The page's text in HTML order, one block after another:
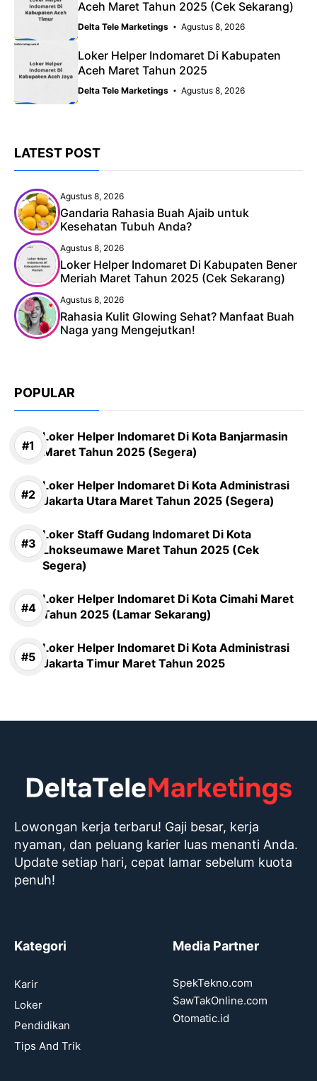
Aceh Maret Tahun 2025 (Cek Sekarang)
Delta Tele Marketings Agustus 8, 2026
Loker Helper Indomaret Di Kabupaten
Aceh Maret Tahun 2025
Delta Tele Marketings Agustus 8, 2026
LATEST POST
Agustus 8, 2026
Gandaria Rahasia Buah Ajaib untuk
Kesehatan Tubuh Anda?
Agustus 8, 2026
Loker Helper Indomaret Di Kabupaten Bener
Meriah Maret Tahun 2025 (Cek Sekarang)
Agustus 8, 2026
Rahasia Kulit Glowing Sehat? Manfaat Buah
Naga yang Mengejutkan!
POPULAR
Loker Helper Indomaret Di Kota Banjarmasin
Maret Tahun 2025 (Segera)
Loker Helper Indomaret Di Kota Administrasi
Jakarta Utara Maret Tahun 2025 (Segera)
Loker Staff Gudang Indomaret Di Kota
Lhokseumawe Maret Tahun 2025 (Cek
Segera)
Loker Helper Indomaret Di Kota Cimahi Maret
Tahun 2025 (Lamar Sekarang)
Loker Helper Indomaret Di Kota Administrasi
Jakarta Timur Maret Tahun 2025
Lowongan kerja terbaru! Gaji besar, kerja
nyaman, dan peluang karier luas menanti Anda.
Update setiap hari, cepat lamar sebelum kuota
penuh!
Kategori
Karir
Loker
Pendidikan
Tips And Trik
Media Partner
SpekTekno.com
SawTakOnline.com
Otomatic.id